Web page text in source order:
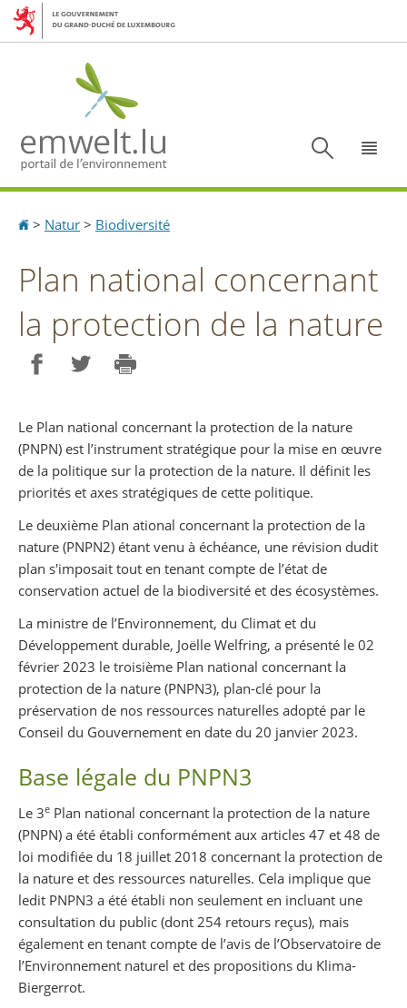
Aller
Aller
Accueil
> Natur > Biodiversité
Plan national concernant
la protection de la nature
Le Plan national concernant la protection de la nature
(PNPN) est l’instrument stratégique pour la mise en œuvre
de la politique sur la protection de la nature. Il définit les
priorités et axes stratégiques de cette politique.
Le deuxième Plan ational concernant la protection de la
nature (PNPN2) étant venu à échéance, une révision dudit
plan s'imposait tout en tenant compte de l’état de
conservation actuel de la biodiversité et des écosystèmes.
La ministre de l’Environnement, du Climat et du
Développement durable, Joëlle Welfring, a présenté le 02
février 2023 le troisième Plan national concernant la
protection de la nature (PNPN3), plan-clé pour la
préservation de nos ressources naturelles adopté par le
Conseil du Gouvernement en date du 20 janvier 2023.
Base légale du PNPN3
Le 3e Plan national concernant la protection de la nature
(PNPN) a été établi conformément aux articles 47 et 48 de
loi modifiée du 18 juillet 2018 concernant la protection de
la nature et des ressources naturelles. Cela implique que
ledit PNPN3 a été établi non seulement en incluant une
consultation du public (dont 254 retours reçus), mais
également en tenant compte de l’avis de l’Observatoire de
l’Environnement naturel et des propositions du Klima-
Biergerrot.